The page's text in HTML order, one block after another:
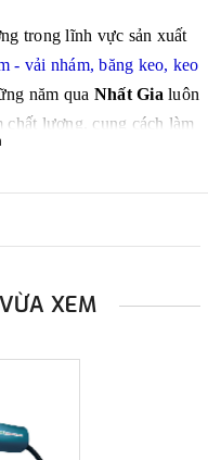
trong lĩnh vực sản xuất
- vải nhám, băng keo, keo
năm qua Nhất Gia luôn
chất lượng, cung cách làm
và nhiều khuyến mãi hấp
XEM